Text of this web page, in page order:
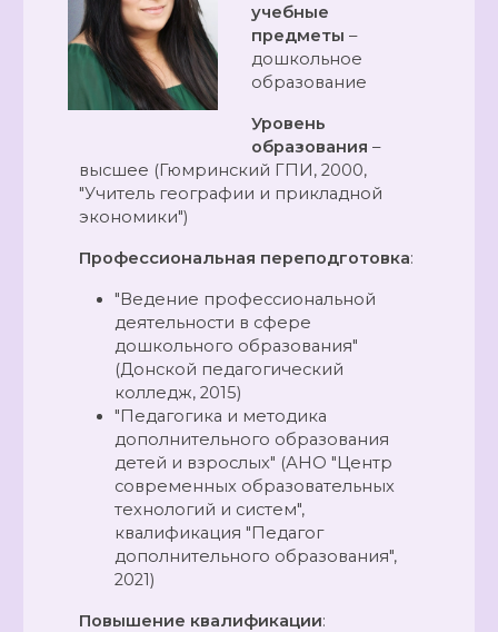
учебные
предметы –
дошкольное
образование
Уровень
образования –
высшее (Гюмринский ГПИ, 2000,
"Учитель географии и прикладной
экономики")
Профессиональная переподготовка:
"Ведение профессиональной
деятельности в сфере
дошкольного образования"
(Донской педагогический
колледж, 2015)
"Педагогика и методика
дополнительного образования
детей и взрослых" (АНО "Центр
современных образовательных
технологий и систем",
квалификация "Педагог
дополнительного образования",
2021)
Повышение квалификации: